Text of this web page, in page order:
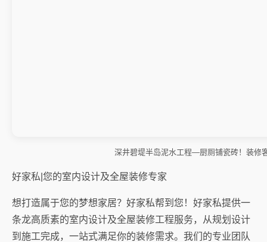
深井碧堤半岛泥水工程—厨厕铺瓷砖！装修
好家私|您的室内设计及全屋装修专家
想打造属于您的梦想家居？好家私帮到您！好家私提供一
条龙高质素的室内设计及全屋装修工程服务，从规划设计
到施工完成，一站式满足你的装修需求。我们的专业团队